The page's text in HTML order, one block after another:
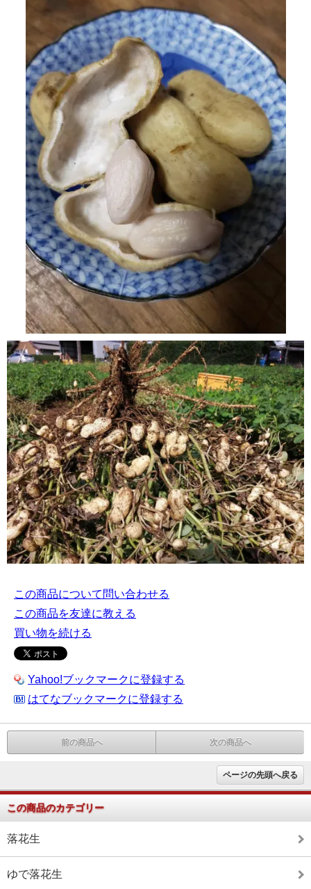
この商品について問い合わせる
この商品を友達に教える
買い物を続ける
Yahoo!ブックマークに登録する
はてなブックマークに登録する
前の商品へ 次の商品へ
ページの先頭へ戻る
この商品のカテゴリー
落花生
ゆで落花生